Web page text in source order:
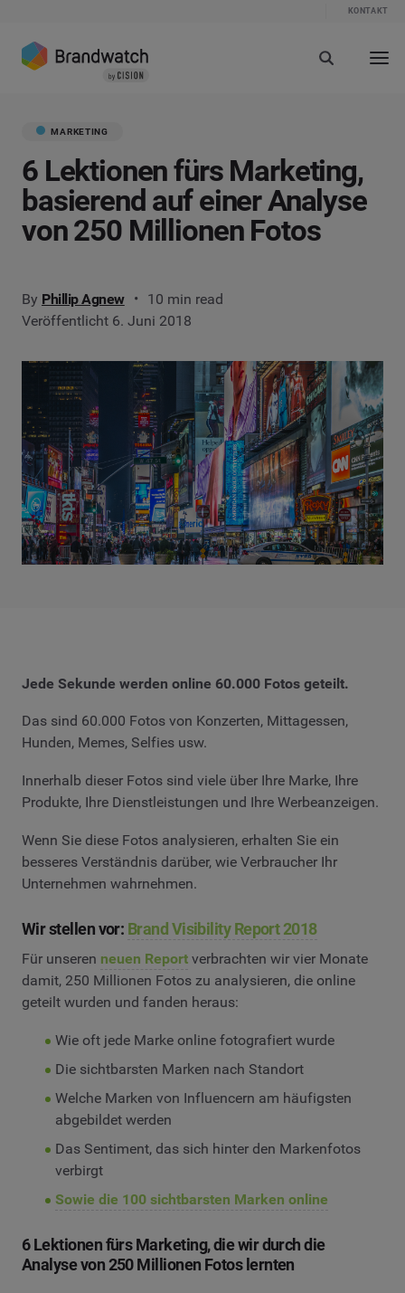
KONTAKT
MARKETING
6 Lektionen fürs Marketing,
basierend auf einer Analyse
von 250 Millionen Fotos
By Phillip Agnew
10 min read
Veröffentlicht 6. Juni 2018
Jede Sekunde werden online 60.000 Fotos geteilt.
Das sind 60.000 Fotos von Konzerten, Mittagessen,
Hunden, Memes, Selfies usw.
Innerhalb dieser Fotos sind viele über Ihre Marke, Ihre
Produkte, Ihre Dienstleistungen und Ihre Werbeanzeigen.
Wenn Sie diese Fotos analysieren, erhalten Sie ein
besseres Verständnis darüber, wie Verbraucher Ihr
Unternehmen wahrnehmen.
Wir stellen vor: Brand Visibility Report 2018
Für unseren neuen Report verbrachten wir vier Monate
damit, 250 Millionen Fotos zu analysieren, die online
geteilt wurden und fanden heraus:
Wie oft jede Marke online fotografiert wurde
Die sichtbarsten Marken nach Standort
Welche Marken von Influencern am häufigsten
abgebildet werden
Das Sentiment, das sich hinter den Markenfotos
verbirgt
Sowie die 100 sichtbarsten Marken online
6 Lektionen fürs Marketing, die wir durch die
Analyse von 250 Millionen Fotos lernten